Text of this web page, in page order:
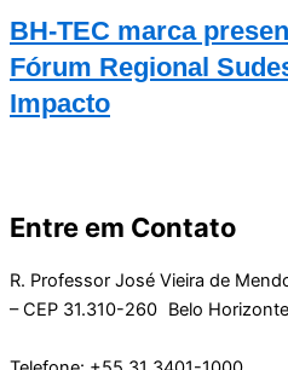
BH-TEC marca
Fórum Regional
Impacto
Entre em Contato
R. Professor José Vieira de
– CEP 31.310-260 Belo